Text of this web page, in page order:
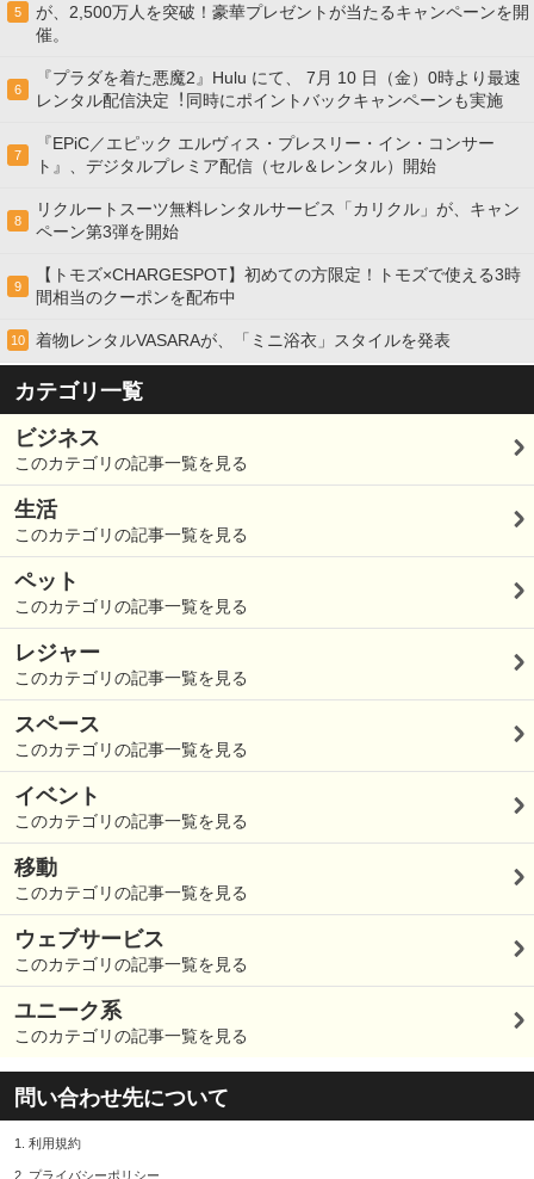
5
が、2,500万人を突破！豪華プレゼントが当たるキャンペーンを開
催。
6
『プラダを着た悪魔2』Hulu にて、 7⽉ 10 ⽇（金）0時より最速
レンタル配信決定︕同時にポイントバックキャンペーンも実施
7
『EPiC／エピック エルヴィス・プレスリー・イン・コンサー
ト』、デジタルプレミア配信（セル＆レンタル）開始
8
リクルートスーツ無料レンタルサービス「カリクル」が、キャン
ペーン第3弾を開始
9
【トモズ×CHARGESPOT】初めての方限定！トモズで使える3時
間相当のクーポンを配布中
10 着物レンタルVASARAが、「ミニ浴衣」スタイルを発表
カテゴリ一覧
ビジネス
このカテゴリの記事一覧を見る
生活
このカテゴリの記事一覧を見る
ペット
このカテゴリの記事一覧を見る
レジャー
このカテゴリの記事一覧を見る
スペース
このカテゴリの記事一覧を見る
イベント
このカテゴリの記事一覧を見る
移動
このカテゴリの記事一覧を見る
ウェブサービス
このカテゴリの記事一覧を見る
ユニーク系
このカテゴリの記事一覧を見る
問い合わせ先について
1. 利用規約
2. プライバシーポリシー